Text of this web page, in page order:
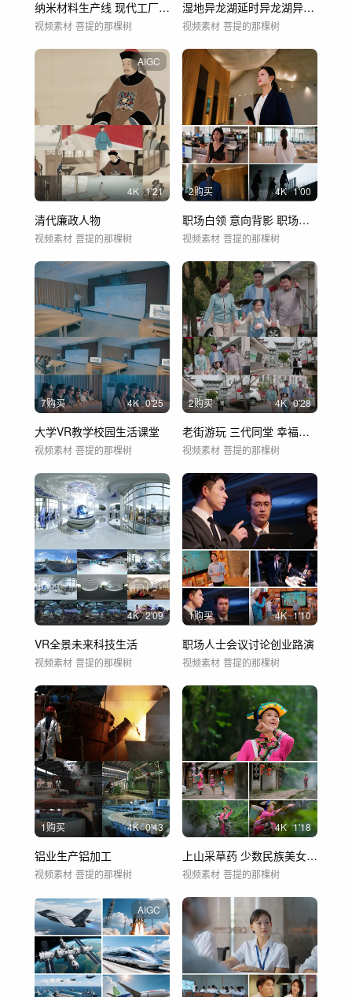
纳米材料生产线 现代工厂 高科技生产
视频素材 菩提的那棵树
湿地异龙湖延时异龙湖异龙湖风光
视频素材 菩提的那棵树
AIGC
4K 1'21
清代廉政人物
视频素材 菩提的那棵树
2购买 4K 1'00
职场白领 意向背影 职场精英 白领行走
视频素材 菩提的那棵树
7购买 4K 0'25
大学VR教学校园生活课堂
视频素材 菩提的那棵树
2购买 4K 0'28
老街游玩 三代同堂 幸福一家人
视频素材 菩提的那棵树
4K 2'09
VR全景未来科技生活
视频素材 菩提的那棵树
1购买 4K 1'10
职场人士会议讨论创业路演
视频素材 菩提的那棵树
1购买 4K 0'43
铝业生产铝加工
视频素材 菩提的那棵树
4K 1'18
上山采草药 少数民族美女 文旅素材 戏水
视频素材 菩提的那棵树
AIGC